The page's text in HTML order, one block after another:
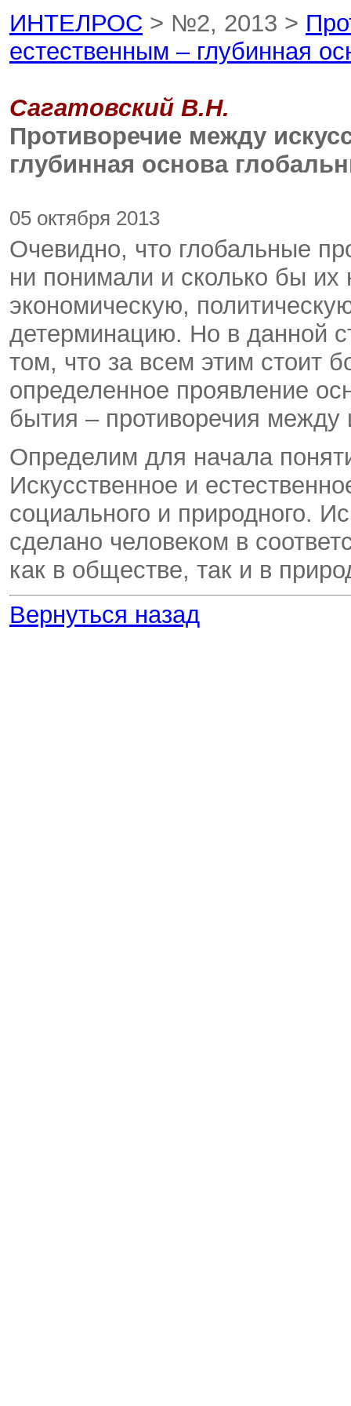
ИНТЕЛРОС > №2, 2013 >
естественным – глубинная
Сагатовский В.Н.
Противоречие между
глубинная основа
05 октября 2013
Очевидно, что глобальные
ни понимали и сколько бы
экономическую,
детерминацию. Но в данной
том, что за всем этим стоит
определенное проявление
бытия – противоречия
Определим для начала
Искусственное и
социального и природного.
сделано человеком в
как в обществе, так и в
Вернуться назад